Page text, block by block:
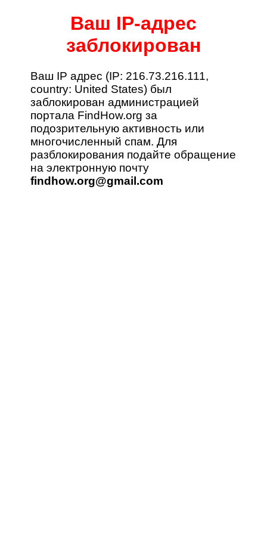
Ваш IP-адрес
заблокирован
Ваш IP адрес (IP: 216.73.216.111,
country: United States) был
заблокирован администрацией
портала FindHow.org за
подозрительную активность или
многочисленный спам. Для
разблокирования подайте обращение
на электронную почту
findhow.org@gmail.com